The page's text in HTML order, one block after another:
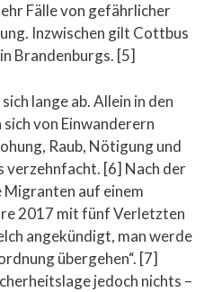
Fälle von gefährlicher
Inzwischen gilt Cottbus
Brandenburgs. [5]
lange ab. Allein in den
von Einwanderern
Raub, Nötigung und
[6] Nach der
auf einem
2017 mit fünf Verletzten
angekündigt, man werde
übergehen“. [7]
jedoch nichts –